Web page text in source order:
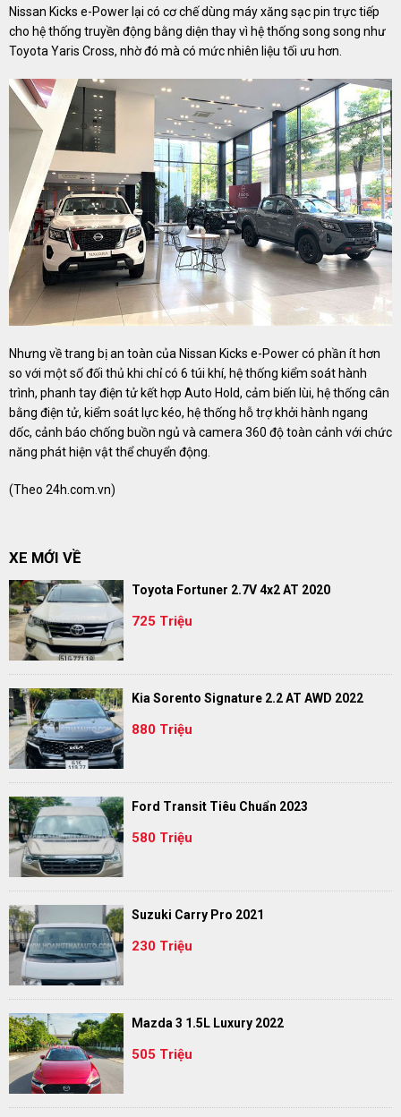
Nissan Kicks e-Power lại có cơ chế dùng máy xăng sạc pin trực tiếp
cho hệ thống truyền động bằng diện thay vì hệ thống song song như
Toyota Yaris Cross, nhờ đó mà có mức nhiên liệu tối ưu hơn.
Nhưng về trang bị an toàn của Nissan Kicks e-Power có phần ít hơn
so với một số đối thủ khi chỉ có 6 túi khí, hệ thống kiểm soát hành
trình, phanh tay điện tử kết hợp Auto Hold, cảm biến lùi, hệ thống cân
bằng điện tử, kiểm soát lực kéo, hệ thống hỗ trợ khởi hành ngang
dốc, cảnh báo chống buồn ngủ và camera 360 độ toàn cảnh với chức
năng phát hiện vật thể chuyển động.
(Theo 24h.com.vn)
XE MỚI VỀ
Toyota Fortuner 2.7V 4x2 AT 2020
725 Triệu
Kia Sorento Signature 2.2 AT AWD 2022
880 Triệu
Ford Transit Tiêu Chuẩn 2023
580 Triệu
Suzuki Carry Pro 2021
230 Triệu
Mazda 3 1.5L Luxury 2022
505 Triệu